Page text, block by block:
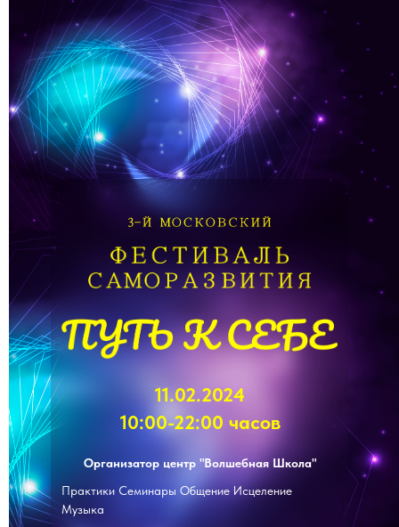
Организатор центр "Волшебная Школа"
11.02.2024
10:00-22:00 часов
Практики Семинары Общение Исцеление
Музыка